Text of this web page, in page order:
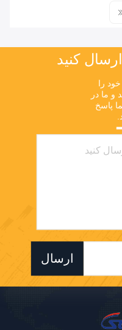
کنید
ارسال